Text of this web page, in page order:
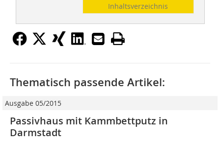
Inhaltsverzeichnis
Thematisch passende Artikel:
Ausgabe 05/2015
Passivhaus mit Kammbettputz in
Darmstadt